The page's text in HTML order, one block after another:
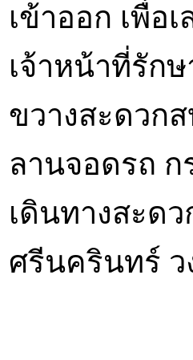
เข้าออก เพื่อ
เจ้าหน้าที่รัก
ขวางสะดวก
ลานจอดรถ
เดินทางสะด
ศรีนครินทร์